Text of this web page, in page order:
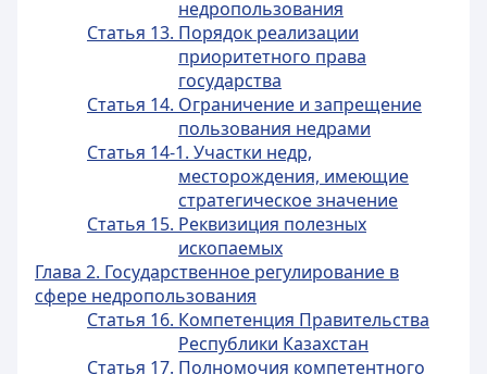
недропользования
Статья 13. Порядок реализации
приоритетного права
государства
Статья 14. Ограничение и запрещение
пользования недрами
Статья 14-1. Участки недр,
месторождения, имеющие
стратегическое значение
Статья 15. Реквизиция полезных
ископаемых
Глава 2. Государственное регулирование в
сфере недропользования
Статья 16. Компетенция Правительства
Республики Казахстан
Статья 17. Полномочия компетентного